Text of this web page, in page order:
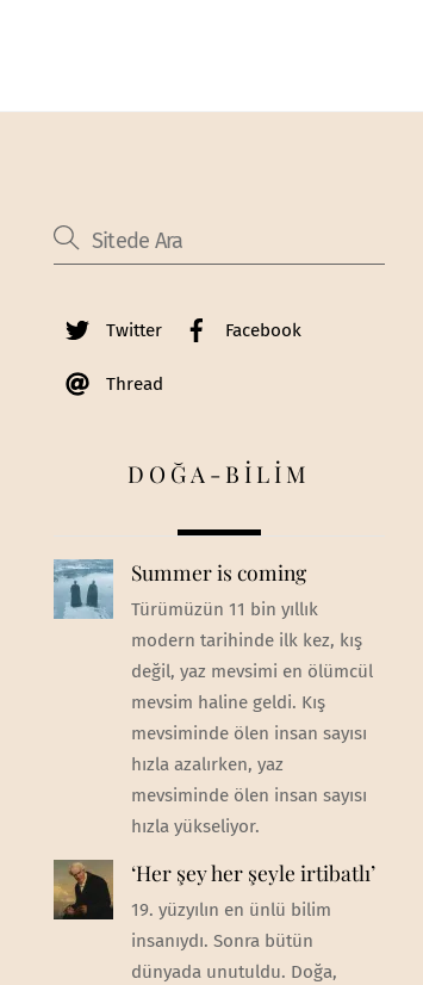
Twitter Facebook
Thread
DOĞA-BİLİM
Summer is coming
Türümüzün 11 bin yıllık
modern tarihinde ilk kez, kış
değil, yaz mevsimi en ölümcül
mevsim haline geldi. Kış
mevsiminde ölen insan sayısı
hızla azalırken, yaz
mevsiminde ölen insan sayısı
hızla yükseliyor.
‘Her şey her şeyle irtibatlı’
19. yüzyılın en ünlü bilim
insanıydı. Sonra bütün
dünyada unutuldu. Doğa,